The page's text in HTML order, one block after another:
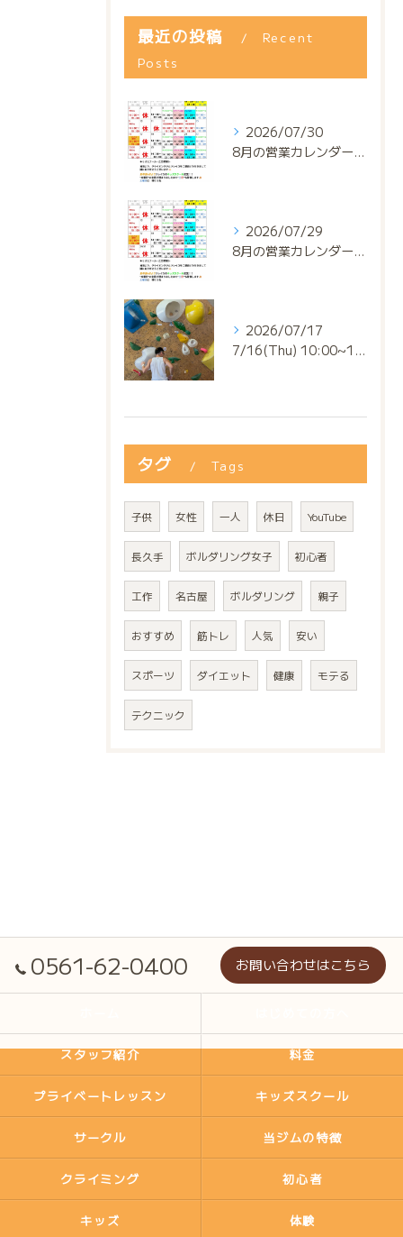
最近の投稿
Recent
Posts
2026/07/30
8月の営業カレンダー📅でっっっす‼️
2026/07/29
8月の営業カレンダー📅でっっっす‼️
2026/07/17
7/16(Thu) 10:00~13:00
タグ Tags
子供 女性 一人 休日 YouTube
長久手 ボルダリング女子 初心者
工作 名古屋 ボルダリング 親子
おすすめ 筋トレ 人気 安い
スポーツ ダイエット 健康 モテる
テクニック
0561-62-0400 お問い合わせはこちら
スタッフ紹介 料金
プライベートレッスン キッズスクール
サークル 当ジムの特徴
クライミング 初心者
キッズ 体験